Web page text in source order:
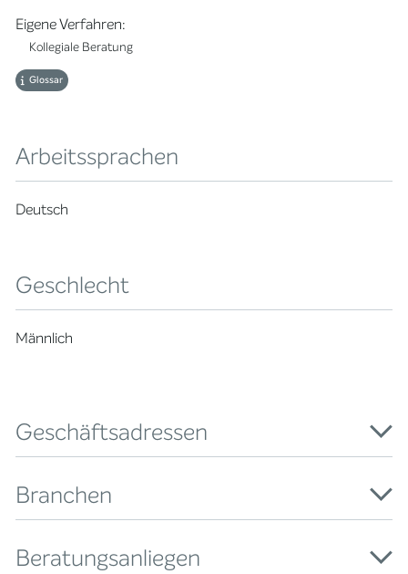
Eigene Verfahren:
Kollegiale Beratung
Glossar
Arbeitssprachen
Deutsch
Geschlecht
Männlich
Geschäftsadressen
Branchen
Beratungsanliegen